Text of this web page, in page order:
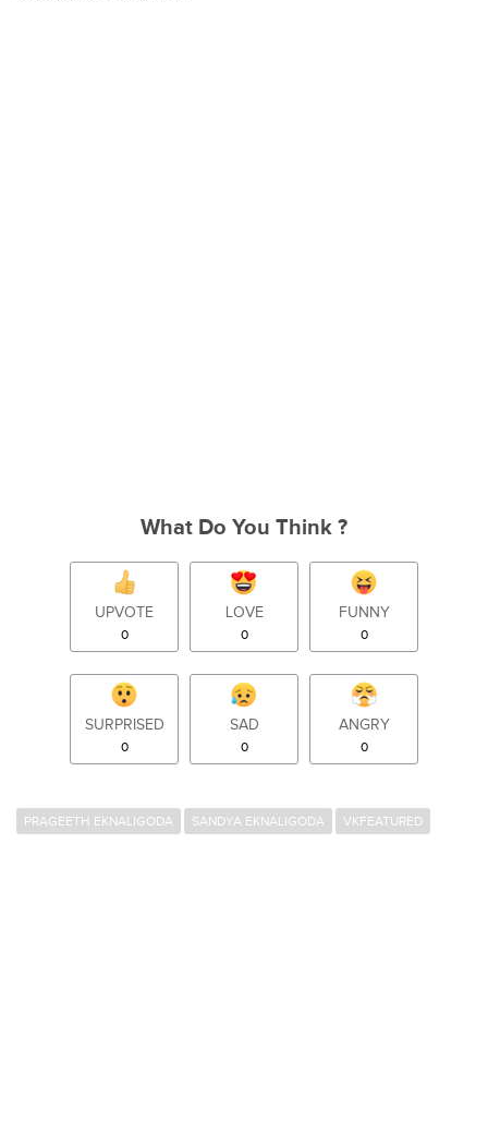
What Do You Think ?
UPVOTE
0
LOVE
0
FUNNY
0
SURPRISED
0
SAD
0
ANGRY
0
PRAGEETH EKNALIGODA SANDYA EKNALIGODA VKFEATURED